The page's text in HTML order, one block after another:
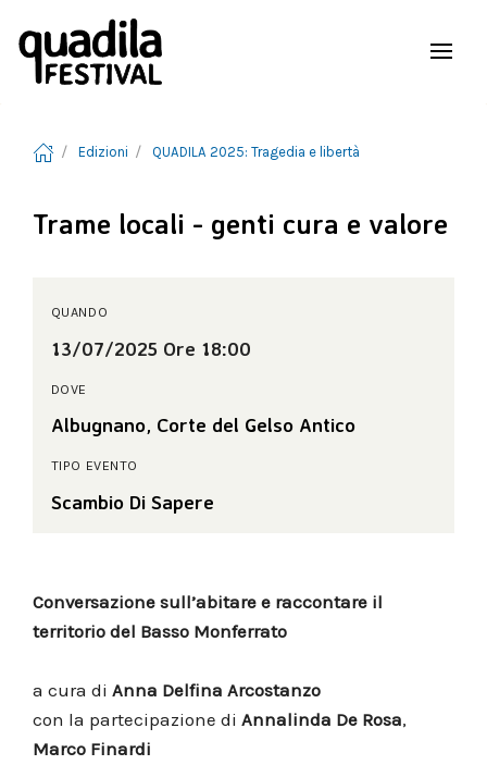
Edizioni QUADILA 2025: Tragedia e libertà
Trame locali - genti cura e valore
QUANDO
13/07/2025 Ore 18:00
DOVE
Albugnano, Corte del Gelso Antico
TIPO EVENTO
Scambio Di Sapere
Conversazione sull’abitare e raccontare il
territorio del Basso Monferrato
a cura di Anna Delfina Arcostanzo
con la partecipazione di Annalinda De Rosa,
Marco Finardi